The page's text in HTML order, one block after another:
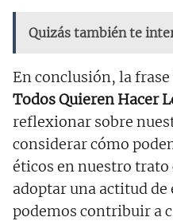
Quizás también te
En conclusión, la frase
Todos Quieren Hacer
reflexionar sobre
considerar cómo
éticos en nuestro trato
adoptar una actitud
podemos contribuir a